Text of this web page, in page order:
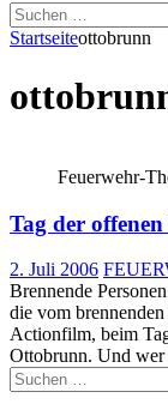
Suchen
nach:
Startseiteottobrunn
Feuerwehr-
Tag der
2. Juli 2006
Brennende
die vom
Actionfilm, beim
Ottobrunn. Und
Suchen
nach: